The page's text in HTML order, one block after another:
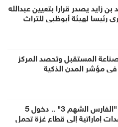
زايد يصدر قرارا بتعيين عبدالله
رئيسا لهيئة أبوظبي للتراث
المستقبل وتحصد المركز
في مؤشر المدن الذكية
ضمن عملية "الفارس الشهم 3" .. دخول 5
إماراتية إلى قطاع غزة تحمل